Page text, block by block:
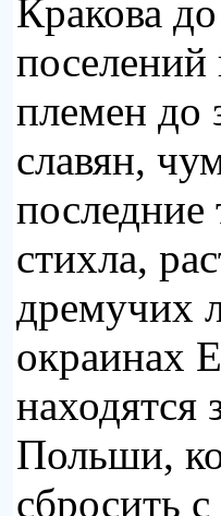
Кракова
поселений
племен до
славян,
стихла,
дремучих
окраинах
находятся
Польши,
сбросить